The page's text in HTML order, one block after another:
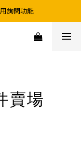
運優惠
詢問功能
電詢問庫存
賣場